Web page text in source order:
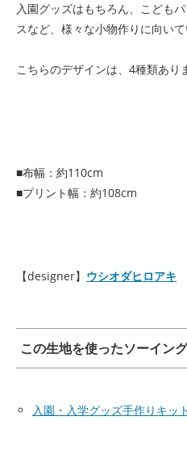
入園グッズはもちろん、こども
スなど、様々な小物作りに向いて
こちらのデザインは、4種類あり
■布幅：約110cm
■プリント幅：約108cm
【designer】 ウシオダヒロアキ
この生地を使ったソーイン
入園・入学グッズ手作りキッ